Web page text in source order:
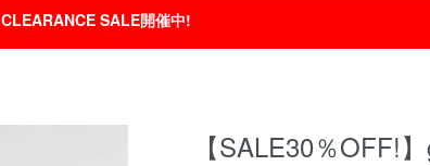
CLEARANCE SALE開催中!
【SALE30％OFF!